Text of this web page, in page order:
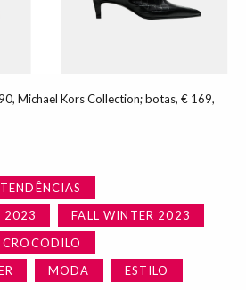
Michael Kors Collection; botas, € 169,
TENDÊNCIAS
2023
FALL WINTER 2023
CROCODILO
MODA
ESTILO